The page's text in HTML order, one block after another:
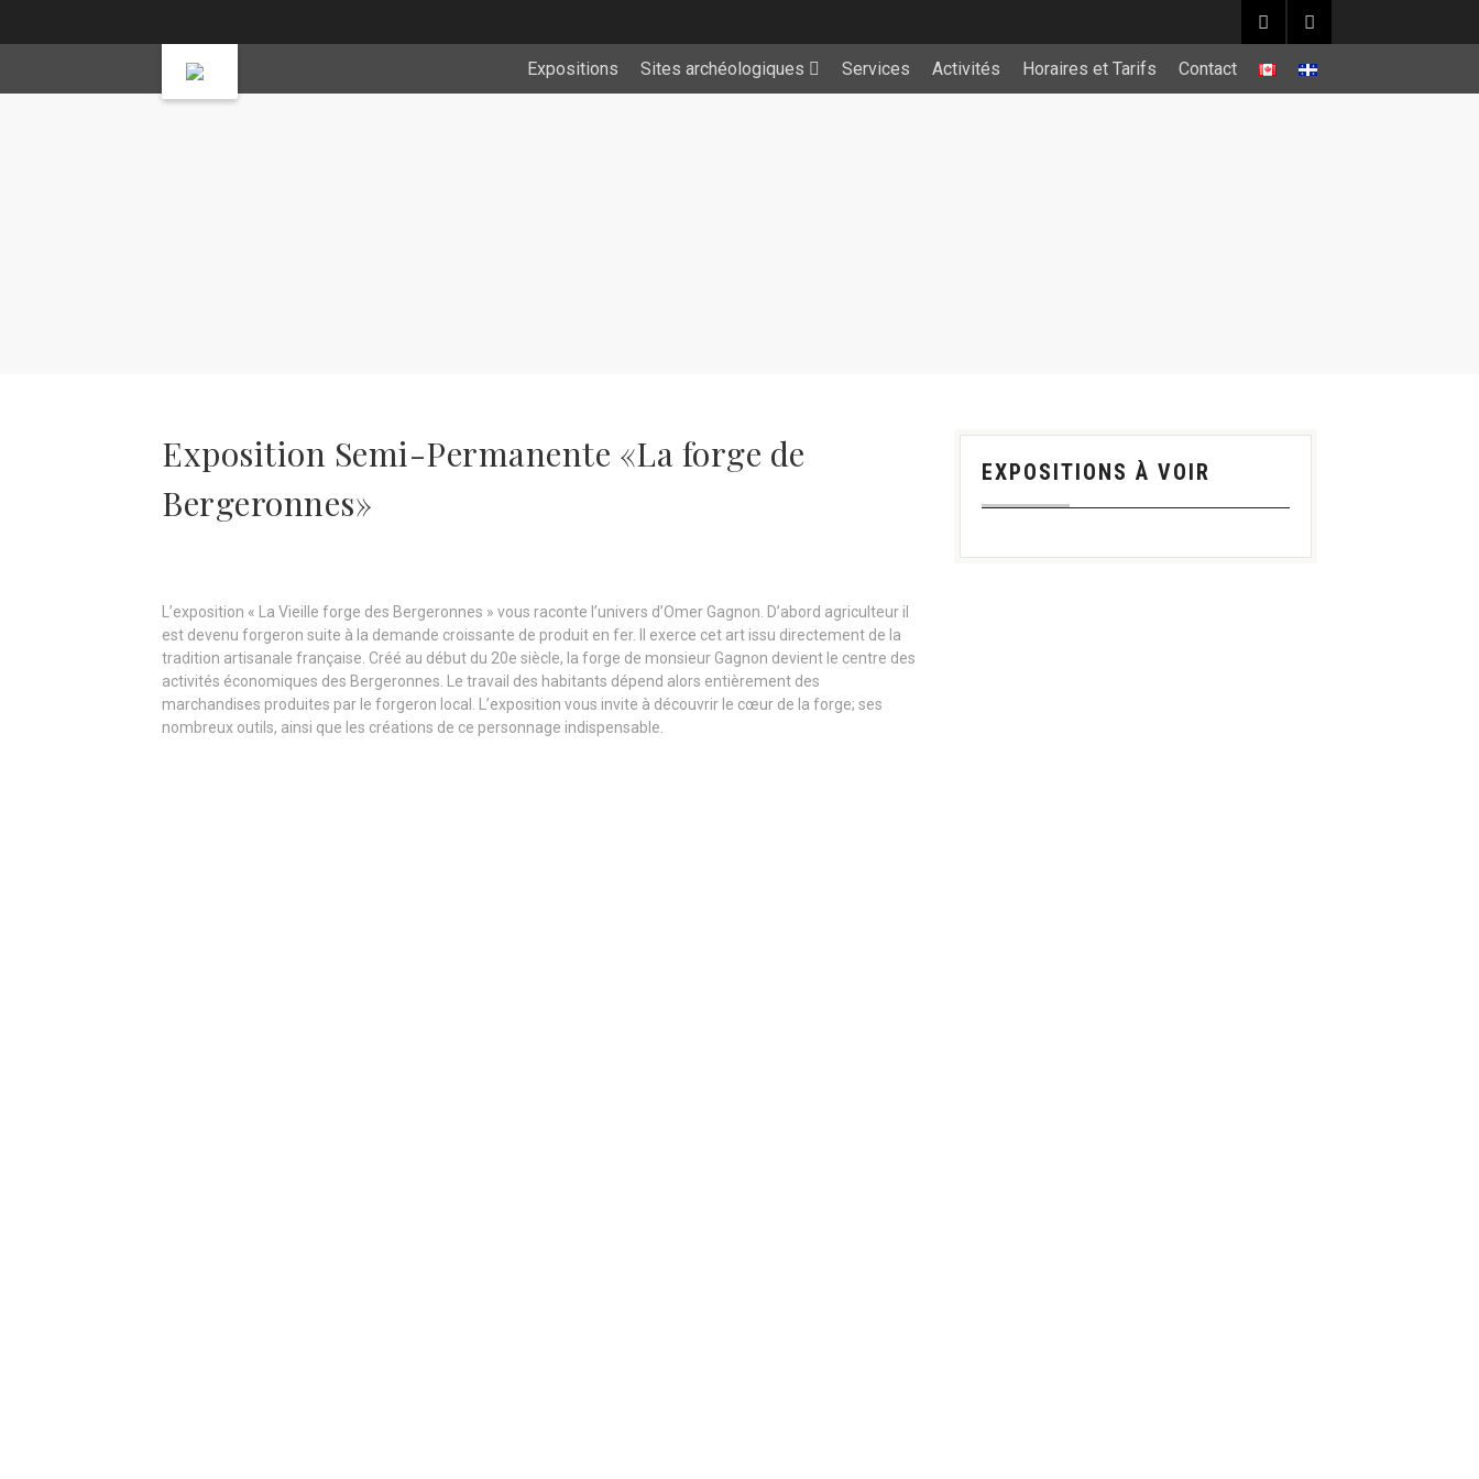
Expositions Sites archéologiques Services Activités Horaires et Tarifs Contact
Exposition Semi-Permanente «La forge de
Bergeronnes»
L’exposition « La Vieille forge des Bergeronnes » vous raconte l’univers d’Omer Gagnon. D’abord agriculteur il
est devenu forgeron suite à la demande croissante de produit en fer. Il exerce cet art issu directement de la
tradition artisanale française. Créé au début du 20e siècle, la forge de monsieur Gagnon devient le centre des
activités économiques des Bergeronnes. Le travail des habitants dépend alors entièrement des
marchandises produites par le forgeron local. L’exposition vous invite à découvrir le cœur de la forge; ses
nombreux outils, ainsi que les créations de ce personnage indispensable.
EXPOSITIONS À VOIR